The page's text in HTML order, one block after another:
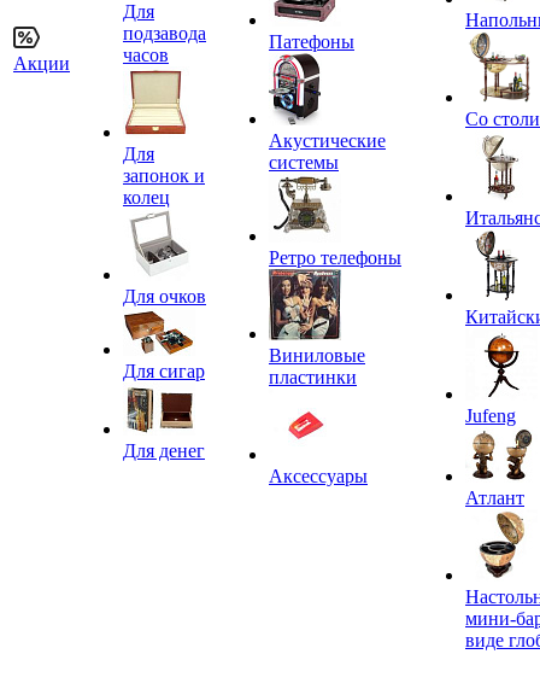
Акции
Для
подзавода
часов
Для
запонок и
колец
Для очков
Для сигар
Для денег
Патефоны
Акустические
системы
Ретро телефоны
Виниловые
пластинки
Аксессуары
Со
Jufeng
Атлант
мини-
виде